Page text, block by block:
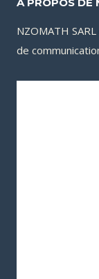
NZOMATH
de